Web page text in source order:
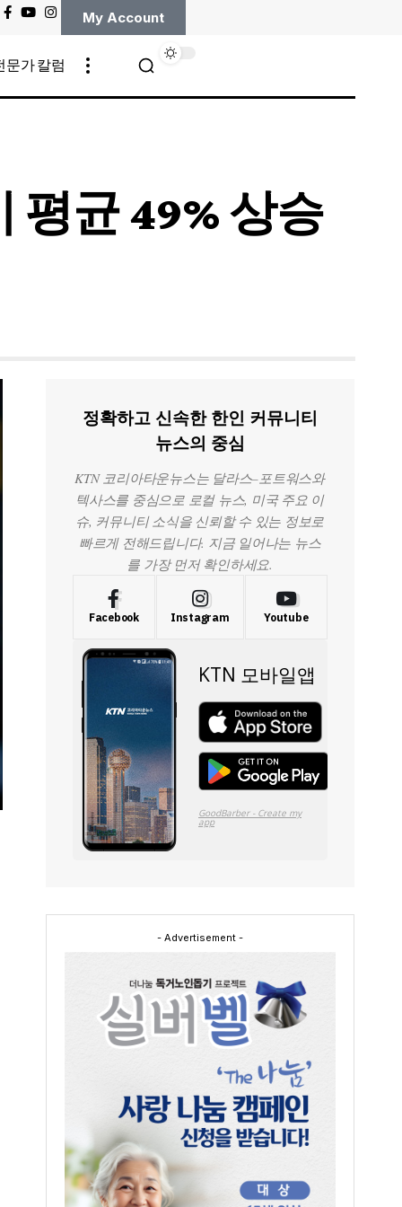
My Account
문가 칼럼
평균 49% 상승
정확하고 신속한 한인 커뮤니티
뉴스의 중심
KTN 코리아타운뉴스는 달라스–포트워스와
텍사스를 중심으로 로컬 뉴스, 미국 주요 이
슈, 커뮤니티 소식을 신뢰할 수 있는 정보로
빠르게 전해드립니다. 지금 일어나는 뉴스
를 가장 먼저 확인하세요.
Facebook Instagram Youtube
- Advertisement -